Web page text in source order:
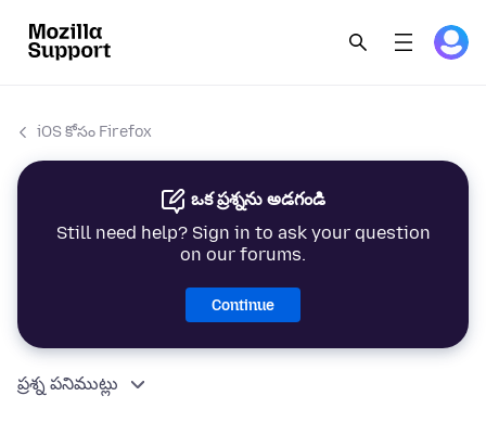
iOS కోసం Firefox
ఒక ప్రశ్నను అడగండి
Still need help? Sign in to ask your question
on our forums.
Continue
ప్రశ్న పనిముట్లు